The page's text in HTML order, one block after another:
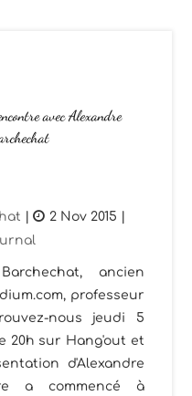
avec Alexandre
| 2 Nov 2015 |
ancien
professeur
nous jeudi 5
20h sur Hang'out et
d'Alexandre
a commencé à